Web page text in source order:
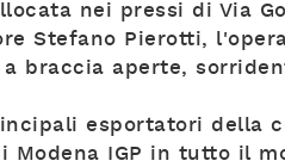
nei pressi di Via
Stefano Pierotti,
braccia aperte,
esportatori della
Modena IGP in tutto il